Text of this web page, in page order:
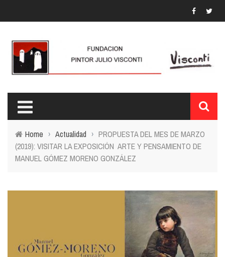
Home › Actualidad › PROPUESTA DEL MES DE MARZO
(2019): VISITAR LA EXPOSICIÓN ARTE Y PENSAMIENTO DE
MANUEL GÓMEZ MORENO GONZÁLEZ